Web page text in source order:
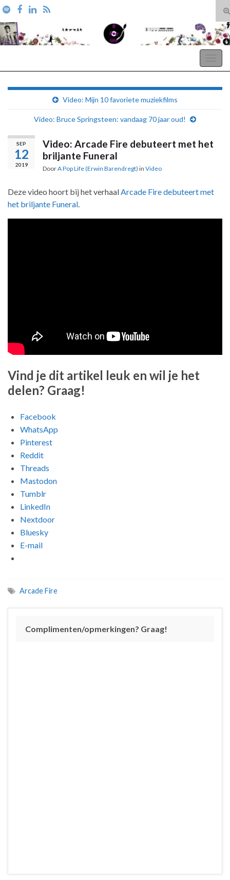
Search for:
Video: Mijn 10 favoriete muziekfilms
Video: Bruce Springsteen: vandaag 70 jaar oud!
SEP
12
2019
Video: Arcade Fire debuteert met het
briljante Funeral
DoorA Pop Life (Erwin Barendregt) in Video
Deze video hoort bij het verhaalArcade Fire debuteert met
het briljante Funeral.
Vind je dit artikel leuk en wil je het
delen? Graag!
Facebook
WhatsApp
Pinterest
Reddit
Threads
Mastodon
Tumblr
LinkedIn
Nextdoor
Bluesky
E-mail
Arcade Fire
Complimenten/opmerkingen? Graag!